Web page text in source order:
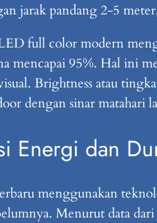
jarak pandang 2-5
full color modern
mencapai 95%. Hal ini
Brightness atau
dengan sinar matahari
Energi dan
menggunakan
Menurut data